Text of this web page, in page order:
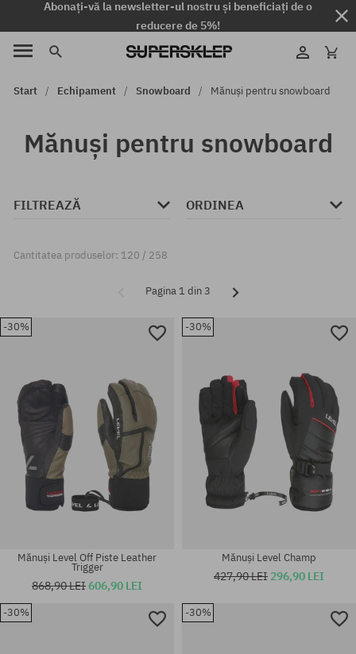
Abonați-vă la newsletter-ul nostru și beneficiați de o
reducere de 5%!
Start Echipament Snowboard Mănuși pentru snowboard
Mănuși pentru snowboard
FILTREAZĂ ORDINEA
Cantitatea produselor: 120 / 258
Pagina 1 din 3
-30%
Mănuși Level Off Piste Leather
Trigger
868,90 LEI606,90 LEI
-30%
Mănuși Level Champ
427,90 LEI 296,90 LEI
-30% -30%